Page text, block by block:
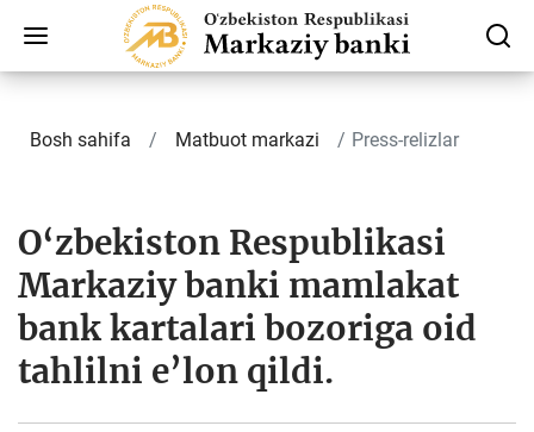
Bosh sahifa Matbuot markazi Press-relizlar
O‘zbekiston Respublikasi
Markaziy banki mamlakat
bank kartalari bozoriga oid
tahlilni e’lon qildi.